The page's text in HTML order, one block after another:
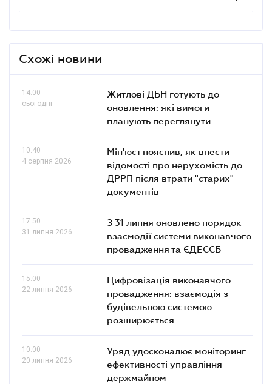
Схожі новини
14.00
сьогодні
Житлові ДБН готують до
оновлення: які вимоги
планують переглянути
10.40
4 серпня 2026
Мін'юст пояснив, як внести
відомості про нерухомість до
ДРРП після втрати "старих"
документів
17.50
31 липня 2026
З 31 липня оновлено порядок
взаємодії системи виконавчого
провадження та ЄДЕССБ
15.00
22 липня 2026
Цифровізація виконавчого
провадження: взаємодія з
будівельною системою
розширюється
10.00
20 липня 2026
Уряд удосконалює моніторинг
ефективності управління
держмайном